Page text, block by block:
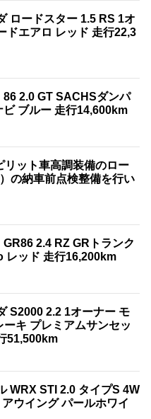
ロードスター 1.5 RS 1オ
ドエアロ レッド 走行22,3
86 2.0 GT SACHSダンパ
ビ ブルー 走行14,600km
リット車高調装備のロー
の納車前点検整備を行い
GR86 2.4 RZ GRトランク
レッド 走行16,200km
S2000 2.2 1オーナー モ
キ プレミアムサンセッ
51,500km
WRX STI 2.0 タイプS 4W
ウイング パールホワイ